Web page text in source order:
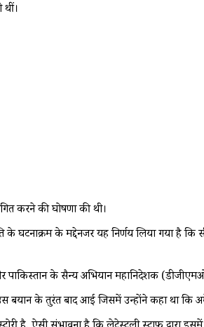
करने की घोषणा की थी।
घटनाक्रम के मद्देनजर यह निर्णय लिया गया है
पाकिस्तान के सैन्य अभियान महानिदेशक
उस बयान के तुरंत बाद आई जिसमें उन्होंने कहा था